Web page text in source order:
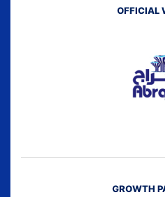
OFFICIAL
GROWTH